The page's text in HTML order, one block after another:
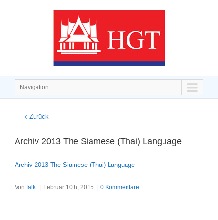
Navigation ...
Zurück
Archiv 2013 The Siamese (Thai) Language
Archiv 2013 The Siamese (Thai) Language
Von falki Februar 10th, 2015 0 Kommentare